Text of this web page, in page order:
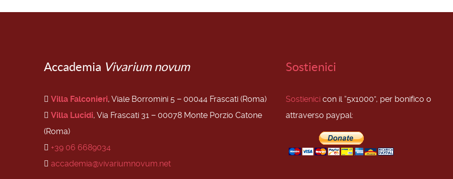
Accademia Vivarium novum
Villa Falconieri, Viale Borromini 5 − 00044 Frascati (Roma)
Villa Lucidi, Via Frascati 31 − 00078 Monte Porzio Catone
(Roma)
+39 06 6689034
accademia@vivariumnovum.net
Sostienici
Sostienici con il “5x1000”, per bonifico o
attraverso paypal: